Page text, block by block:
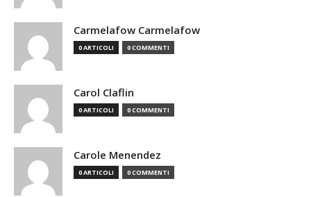
Carmelafow Carmelafow
0 ARTICOLI 0 COMMENTI
Carol Claflin
0 ARTICOLI 0 COMMENTI
Carole Menendez
0 ARTICOLI 0 COMMENTI